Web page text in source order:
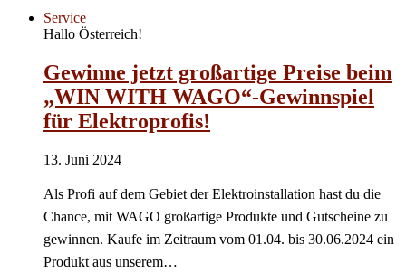
Service
Hallo Österreich!
Gewinne jetzt großartige Preise beim
„WIN WITH WAGO“-Gewinnspiel
für Elektroprofis!
13. Juni 2024
Als Profi auf dem Gebiet der Elektroinstallation hast du die
Chance, mit WAGO großartige Produkte und Gutscheine zu
gewinnen. Kaufe im Zeitraum vom 01.04. bis 30.06.2024 ein
Produkt aus unserem…